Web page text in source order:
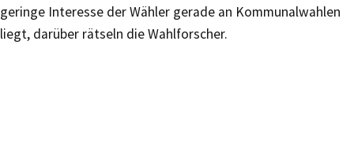
geringe Interesse der Wähler gerade an Kommunalwahlen
liegt, darüber rätseln die Wahlforscher.